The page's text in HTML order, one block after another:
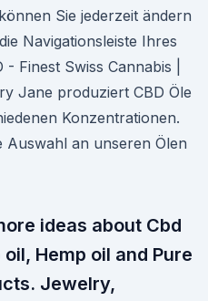
Sie jederzeit ändern
Navigationsleiste Ihres
Finest Swiss Cannabis |
Jane produziert CBD Öle
Konzentrationen.
Auswahl an unseren Ölen
ideas about Cbd
oil, Hemp oil and Pure
Jewelry,